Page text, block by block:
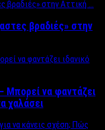
βραδιές» στην
Μπορεί να φαντάζει
χαλάσει